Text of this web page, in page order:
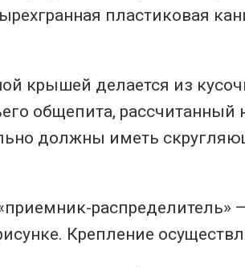
пластиковая
крышей делается из
общепита, рассчитанный
должны иметь
распределитель»
Крепление